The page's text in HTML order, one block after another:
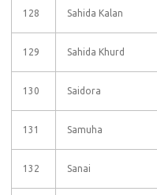
128 Sahida Kalan
129 Sahida Khurd
130 Saidora
131 Samuha
132 Sanai